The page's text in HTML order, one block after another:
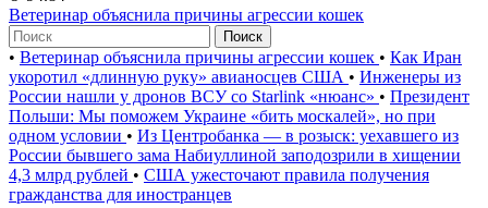
Ветеринар объяснила причины агрессии кошек
Поиск
• Ветеринар объяснила причины агрессии кошек • Как Иран
укоротил «длинную руку» авианосцев США • Инженеры из
России нашли у дронов ВСУ со Starlink «нюанс» • Президент
Польши: Мы поможем Украине «бить москалей», но при
одном условии • Из Центробанка — в розыск: уехавшего из
России бывшего зама Набиуллиной заподозрили в хищении
4,3 млрд рублей • США ужесточают правила получения
гражданства для иностранцев